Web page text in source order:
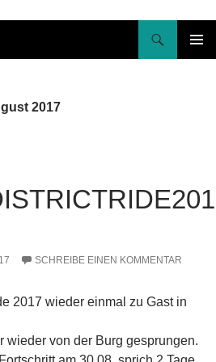
2017
SCHREIBE EINEN KOMMENTAR
2017 wieder einmal zu Gast in
wieder von der Burg gesprungen.